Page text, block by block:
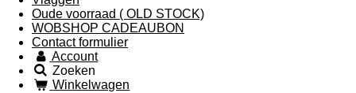
Oude voorraad ( OLD STOCK)
WOBSHOP CADEAUBON
Contact formulier
Account
Zoeken
Winkelwagen